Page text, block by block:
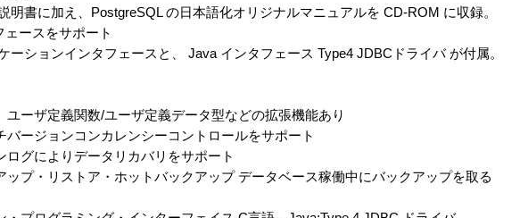
書に加え、PostgreSQL の日本語化オリジナルマニュアルを CD-ROM に収録。
ースをサポート
ションインタフェースと、 Java インタフェース Type4 JDBCドライバ が付属。
ーザ定義関数/ユーザ定義データ型などの拡張機能あり
ージョンコンカレンシーコントロールをサポート
グによりデータリカバリをサポート
プ・リストア・ホットバックアップ データベース稼働中にバックアップを取る